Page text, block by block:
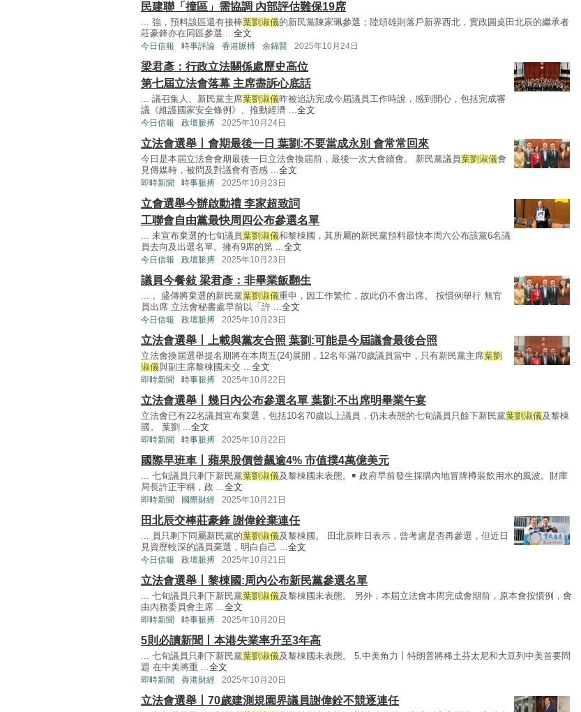
民建聯「撞區」需協調 內部評估難保19席
... 強，預料該區還有接棒葉劉淑儀的新民黨陳家珮參選；陸頌雄則落戶新界西北，實政圓桌田北辰的繼承者
莊豪鋒亦在同區參選 ...全文
今日信報 時事評論 香港脈搏 余錦賢 2025年10月24日
梁君彥：行政立法關係處歷史高位
第七屆立法會落幕 主席盡訴心底話
... 議召集人、新民黨主席葉劉淑儀昨被追訪完成今屆議員工作時說，感到開心，包括完成審
議《維護國家安全條例》、推動經濟 ...全文
今日信報 政壇脈搏 2025年10月24日
立法會選舉丨會期最後一日 葉劉:不要當成永別 會常常回來
今日是本屆立法會會期最後一日立法會換屆前，最後一次大會續會。 新民黨議員葉劉淑儀會
見傳媒時，被問及對議會有否感 ...全文
即時新聞 時事脈搏 2025年10月23日
立會選舉今辦啟動禮 李家超致詞
工聯會自由黨最快周四公布參選名單
... 未宣布棄選的七旬議員葉劉淑儀和黎棟國，其所屬的新民黨預料最快本周六公布該黨6名議
員去向及出選名單。擁有9席的第 ...全文
今日信報 政壇脈搏 2025年10月23日
議員今餐敍 梁君彥：非畢業飯翻生
... 。盛傳將棄選的新民黨葉劉淑儀重申，因工作繁忙，故此仍不會出席。 按慣例舉行 無官
員出席 立法會秘書處早前以「許 ...全文
今日信報 政壇脈搏 2025年10月23日
立法會選舉丨上載與黨友合照 葉劉:可能是今屆議會最後合照
立法會換屆選舉提名期將在本周五(24)展開，12名年滿70歲議員當中，只有新民黨主席葉劉
淑儀與副主席黎棟國未交 ...全文
即時新聞 時事脈搏 2025年10月22日
立法會選舉丨幾日內公布參選名單 葉劉:不出席明畢業午宴
立法會已有22名議員宣布棄選，包括10名70歲以上議員，仍未表態的七旬議員只餘下新民黨葉劉淑儀及黎棟
國。 葉劉 ...全文
即時新聞 時事脈搏 2025年10月22日
國際早班車丨蘋果股價曾飆逾4% 市值撲4萬億美元
... 七旬議員只剩下新民黨葉劉淑儀及黎棟國未表態。￭ 政府早前發生採購內地冒牌樽裝飲用水的風波。財庫
局長許正宇稱，政 ...全文
即時新聞 國際財經 2025年10月21日
田北辰交棒莊豪鋒 謝偉銓棄連任
... 員只剩下同屬新民黨的葉劉淑儀及黎棟國。 田北辰昨日表示，曾考慮是否再參選，但近日
見資歷較深的議員棄選，明白自己 ...全文
今日信報 政壇脈搏 2025年10月21日
立法會選舉丨黎棟國:周內公布新民黨參選名單
... 七旬議員只剩下新民黨葉劉淑儀及黎棟國未表態。 另外，本屆立法會本周完成會期前，原本會按慣例，會
由內務委員會主席 ...全文
即時新聞 時事脈搏 2025年10月20日
5則必讀新聞丨本港失業率升至3年高
... 七旬議員只剩下新民黨葉劉淑儀及黎棟國未表態。 5.中美角力丨特朗普將稀土芬太尼和大豆列中美首要問
題 在中美將重 ...全文
即時新聞 香港財經 2025年10月20日
立法會選舉丨70歲建測規園界議員謝偉銓不競逐連任